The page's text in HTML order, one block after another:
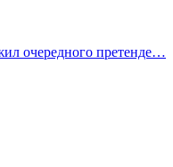
очередного претенде…